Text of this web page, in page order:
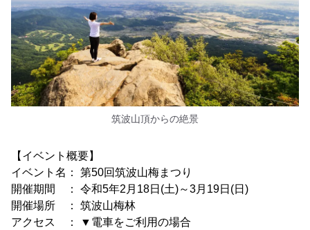
筑波山頂からの絶景
【イベント概要】
イベント名： 第50回筑波山梅まつり
開催期間 ： 令和5年2月18日(土)～3月19日(日)
開催場所 ： 筑波山梅林
アクセス ： ▼電車をご利用の場合